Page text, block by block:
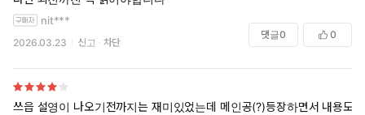
nit***
2026.03.23 신고 차단
댓글0 0
쓰읍 설영이 나오기전까지는 재미있었는데 메인공(?)등장하면서 내용도